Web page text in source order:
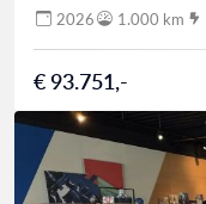
2026 1.000 km
€ 93.751,-